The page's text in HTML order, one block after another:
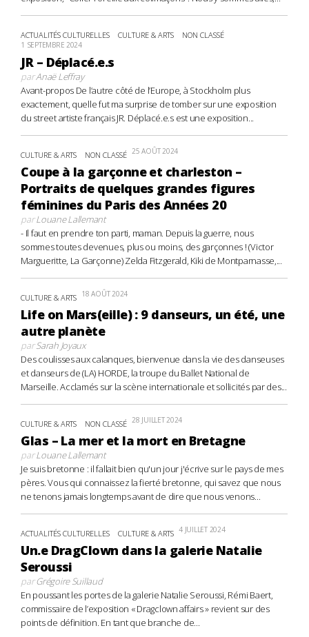
ACTUALITÉS CULTURELLES CULTURE & ARTS NON CLASSÉ
1 SEPTEMBRE 2024
JR – Déplacé.e.s
parAnaë Leffray
Avant-propos De l’autre côté de l’Europe, à Stockholm plus
exactement, quelle fut ma surprise de tomber sur une exposition
du street artiste français JR. Déplacé.e.s est une exposition...
CULTURE & ARTS NON CLASSÉ 25 AOÛT 2024
Coupe à la garçonne et charleston –
Portraits de quelques grandes figures
féminines du Paris des Années 20
parLouane Lallemant
- Il faut en prendre ton parti, maman. Depuis la guerre, nous
sommes toutes devenues, plus ou moins, des garçonnes ! (Victor
Margueritte, La Garçonne) Zelda Fitzgerald, Kiki de Montparnasse,...
CULTURE & ARTS 18 AOÛT 2024
Life on Mars(eille) : 9 danseurs, un été, une
autre planète
parSarah Joyaux
Des coulisses aux calanques, bienvenue dans la vie des danseuses
et danseurs de (LA) HORDE, la troupe du Ballet National de
Marseille. Acclamés sur la scène internationale et sollicités par des...
CULTURE & ARTS NON CLASSÉ 28 JUILLET 2024
Glas – La mer et la mort en Bretagne
parLouane Lallemant
Je suis bretonne : il fallait bien qu'un jour j'écrive sur le pays de mes
pères. Vous qui connaissez la fierté bretonne, qui savez que nous
ne tenons jamais longtemps avant de dire que nous venons...
ACTUALITÉS CULTURELLES CULTURE & ARTS 4 JUILLET 2024
Un.e DragClown dans la galerie Natalie
Seroussi
parGrégoire Suillaud
En poussant les portes de la galerie Natalie Seroussi, Rémi Baert,
commissaire de l’exposition « Dragclown affairs » revient sur des
points de définition. En tant que branche de...